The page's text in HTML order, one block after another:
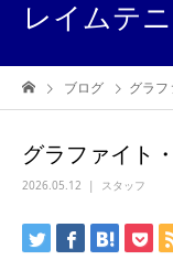
レイムテ
ブログ グラ
グラファイト
2026.05.12 スタッフ